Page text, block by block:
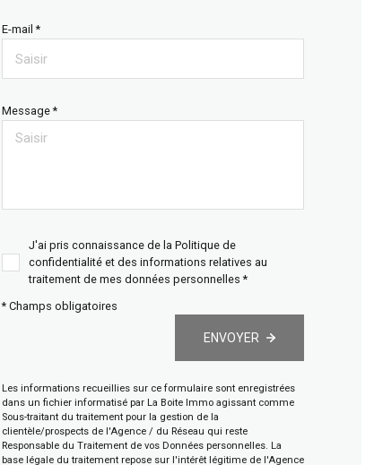
E-mail *
Message *
J'ai pris connaissance de la Politique de
confidentialité et des informations relatives au
traitement de mes données personnelles *
* Champs obligatoires
ENVOYER
Les informations recueillies sur ce formulaire sont enregistrées
dans un fichier informatisé par La Boite Immo agissant comme
Sous-traitant du traitement pour la gestion de la
clientèle/prospects de l'Agence / du Réseau qui reste
Responsable du Traitement de vos Données personnelles. La
base légale du traitement repose sur l'intérêt légitime de l'Agence